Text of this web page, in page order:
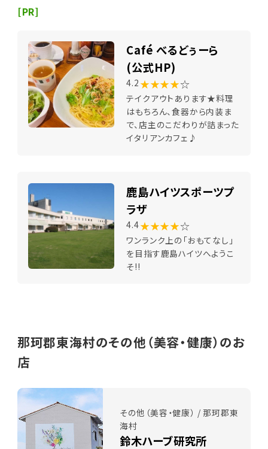
[PR]
Café べるどぅーら
(公式HP)
4.2 ★★★★☆
テイクアウトあります★料理
はもちろん、食器から内装ま
で、店主のこだわりが詰まった
イタリアンカフェ♪
鹿島ハイツスポーツプ
ラザ
4.4★★★★☆
ワンランク上の「おもてなし」
を目指す鹿島ハイツへようこ
そ!!
那珂郡東海村のその他（美容・健康）のお
店
その他（美容・健康） / 那珂郡東
海村
鈴木ハーブ研究所